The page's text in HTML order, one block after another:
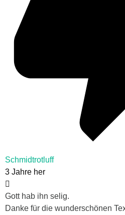
Schmidtrotluff
3 Jahre her
Gott hab ihn selig.
Danke für die wunderschönen